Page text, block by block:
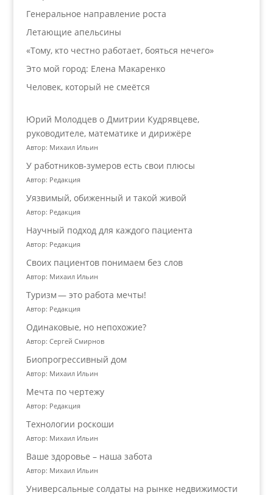
Генеральное направление роста
Летающие апельсины
«Тому, кто честно работает, бояться нечего»
Это мой город: Елена Макаренко
Человек, который не смеётся
Юрий Молодцев о Дмитрии Кудрявцеве,
руководителе, математике и дирижёре
Автор: Михаил Ильин
У работников‑зумеров есть свои плюсы
Автор: Редакция
Уязвимый, обиженный и такой живой
Автор: Редакция
Научный подход для каждого пациента
Автор: Редакция
Своих пациентов понимаем без слов
Автор: Михаил Ильин
Туризм — это работа мечты!
Автор: Редакция
Одинаковые, но непохожие?
Автор: Сергей Смирнов
Биопрогрессивный дом
Автор: Михаил Ильин
Мечта по чертежу
Автор: Редакция
Технологии роскоши
Автор: Михаил Ильин
Ваше здоровье – наша забота
Автор: Михаил Ильин
Универсальные солдаты на рынке недвижимости